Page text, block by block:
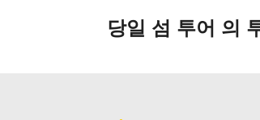
당일 섬 투어 의